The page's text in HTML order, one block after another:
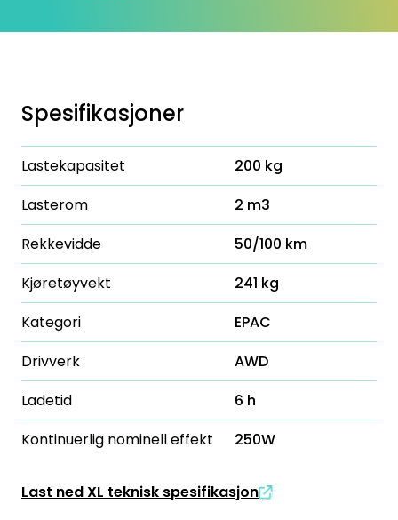
Spesifikasjoner
Lastekapasitet
200 kg
Lasterom
2 m3
Rekkevidde
50/100 km
Kjøretøyvekt
241 kg
Kategori
EPAC
Drivverk
AWD
Ladetid
6 h
Kontinuerlig nominell effekt
250W
Last ned XL teknisk spesifikasjon